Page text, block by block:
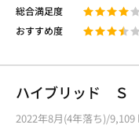
総合満足度
おすすめ度
ハイブリッド Ｓ
2022年8月(4年落ち)/